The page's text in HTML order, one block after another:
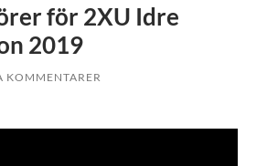
för 2XU Idre
2019
KOMMENTARER